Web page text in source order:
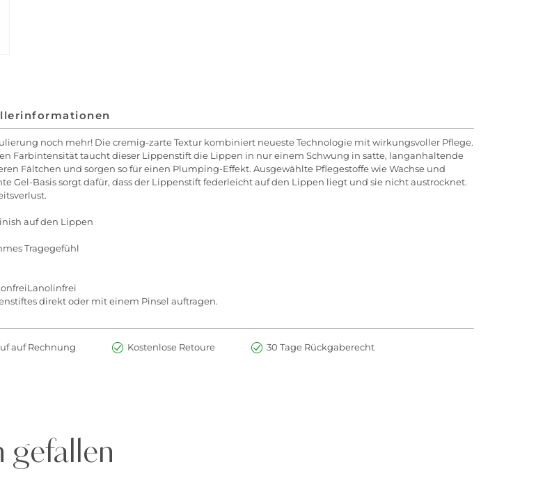
noch mehr! Die cremig-zarte Textur kombiniert neueste Technologie mit wirkungsvoller Pflege.
Farbintensität taucht dieser Lippenstift die Lippen in nur einem Schwung in satte, langanhaltende
Fältchen und sorgen so für einen Plumping-Effekt. Ausgewählte Pflegestoffe wie Wachse und
Gel-Basis sorgt dafür, dass der Lippenstift federleicht auf den Lippen liegt und sie nicht austrocknet.
auf den Lippen
Tragegefühl
direkt oder mit einem Pinsel auftragen.
auf Rechnung Kostenlose Retoure 30 Tage Rückgaberecht
gefallen